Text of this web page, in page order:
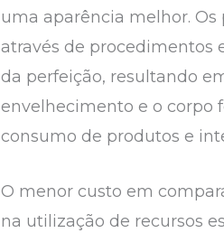
uma aparência melhor. Os
através de procedimentos
da perfeição, resultando
envelhecimento e o corpo
consumo de produtos e
O menor custo em
na utilização de recursos